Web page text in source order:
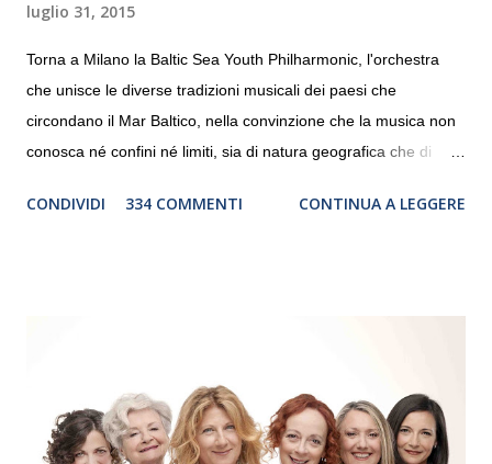
luglio 31, 2015
Torna a Milano la Baltic Sea Youth Philharmonic, l'orchestra
che unisce le diverse tradizioni musicali dei paesi che
circondano il Mar Baltico, nella convinzione che la musica non
conosca né confini né limiti, sia di natura geografica che di
debutterà il 10 settembre a Heiden, in Germania, e toccherà, in
“Settembre dell’Accademia” dove si esibirà per il secondo anno
consecutivo. Il pubblico milanese avrà il piacere di applaudire i
giovani artisti della Baltic Sea Youth Philharmonic per la quarta
CONDIVIDI 334 COMMENTI CONTINUA A LEGGERE